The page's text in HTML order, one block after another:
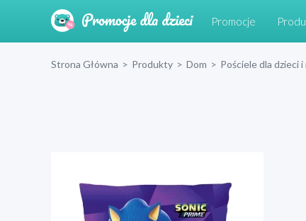
Promocje
Strona Główna > Produkty > Dom > Pościele dla dzieci